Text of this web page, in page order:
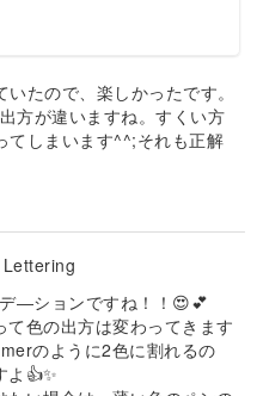
たので、楽しかったです。
方が違いますね。すくい方
てしまいます^^;それも正解
―ションですね！！😍💕
色の出方は変わってきます
のように2色に割れるの
よ👍✨